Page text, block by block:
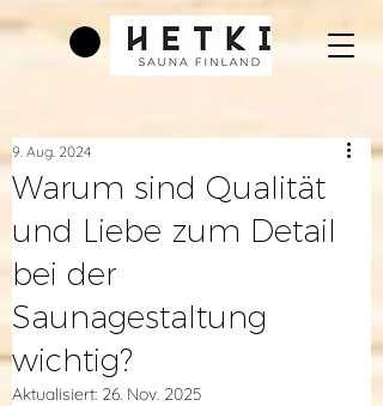
Warum sind Qualität
und Liebe zum Detail
bei der
Saunagestaltung
wichtig?
9. Aug. 2024
Aktualisiert: 26. Nov. 2025